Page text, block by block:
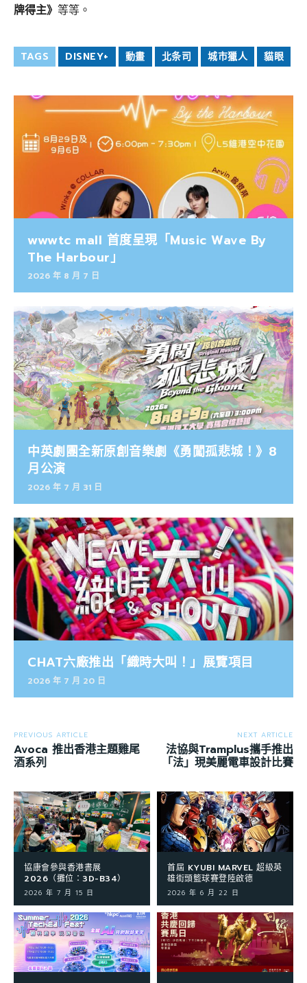
牌得主》 等等。
TAGS DISNEY+ 動畫 北条司 城市獵人 貓眼
wwwtc mall 首度呈現「Music Wave By
The Harbour」
2026 年 8 月 7 日
中英劇團全新原創音樂劇《勇闖孤悲城！》8
月公演
2026 年 7 月 31 日
CHAT六廠推出「織時大叫！」展覽項目
2026 年 7 月 20 日
PREVIOUS ARTICLE
Avoca 推出香港主題雞尾
酒系列
NEXT ARTICLE
法協與Tramplus攜手推出
「法」現美麗電車設計比賽
協康會參與香港書展
2026（攤位：3D-B34）
2026 年 7 月 15 日
首屆 KYUBI MARVEL 超級英
雄街頭籃球賽登陸啟德
2026 年 6 月 22 日